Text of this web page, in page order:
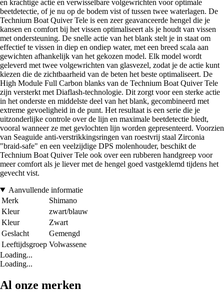
en krachtige actie en verwisselbare volgewrichten voor optimale
beetdetectie, of je nu op de bodem vist of tussen twee waterlagen. De
Technium Boat Quiver Tele is een zeer geavanceerde hengel die je
kansen en comfort bij het vissen optimaliseert als je houdt van vissen
met ondersteuning. De snelle actie van het blank stelt je in staat om
effectief te vissen in diep en ondiep water, met een breed scala aan
gewichten afhankelijk van het gekozen model. Elk model wordt
geleverd met twee volgewrichten van glasvezel, zodat je de actie kunt
kiezen die de zichtbaarheid van de beten het beste optimaliseert. De
High Module Full Carbon blanks van de Technium Boat Quiver Tele
zijn versterkt met Diaflash-technologie. Dit zorgt voor een sterke actie
in het onderste en middelste deel van het blank, gecombineerd met
extreme gevoeligheid in de punt. Het resultaat is een serie die je
uitzonderlijke controle over de lijn en maximale beetdetectie biedt,
vooral wanneer ze met gevlochten lijn worden gepresenteerd. Voorzien
van Seaguide anti-verstrikkingsringen van roestvrij staal Zirconia
"braid-safe" en een veelzijdige DPS molenhouder, beschikt de
Technium Boat Quiver Tele ook over een rubberen handgreep voor
meer comfort als je liever met de hengel goed vastgeklemd tijdens het
gevecht vist.
Aanvullende informatie
Merk
Shimano
Kleur
zwart/blauw
Kleur
Zwart
Geslacht
Gemengd
Leeftijdsgroep Volwassene
Loading...
Loading...
Al onze merken